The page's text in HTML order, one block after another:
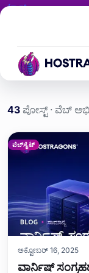
ಟ್ಯಾಗ್
ಮುಖಪುಟ ಬ್ಲಾಗ್
43 ಪೋಸ್ಟ್ · ವೆಬ್
ವೆಬ್
ವೆಬ್‌ಸೈಟ್
ಅಕ್ಟೋಬರ್ 16, 2025
ವಾರ್ನಿಷ್